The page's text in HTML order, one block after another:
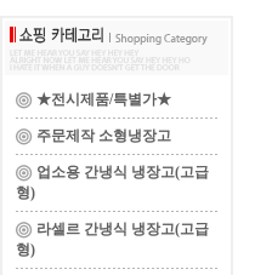
★전시제품/특별가★
주문제작 소형냉장고
업소용 간냉식 냉장고(고급
형)
라셀르 간냉식 냉장고(고급
형)